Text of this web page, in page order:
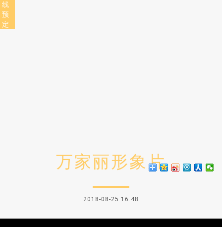
万家丽形象片
2018-08-25 16:48
线
预
定